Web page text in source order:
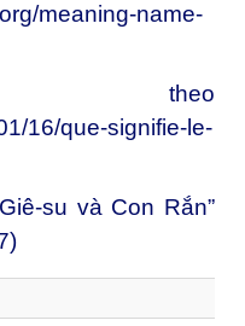
meaning-name-
16/que-signifie-le-
su và Con Rắn”